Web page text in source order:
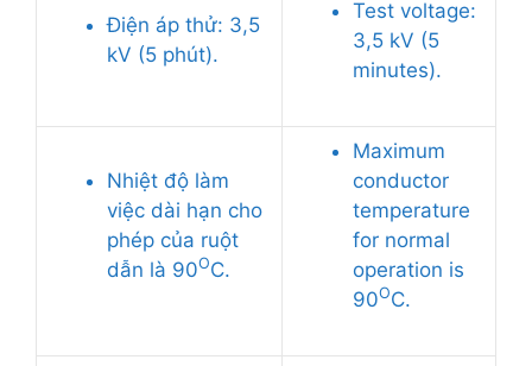
Điện áp thử: 3,5
kV (5 phút).
Test voltage:
3,5 kV (5
minutes).
Nhiệt độ làm
việc dài hạn cho
phép của ruột
dẫn là 90OC.
Maximum
conductor
temperature
for normal
operation is
90OC.